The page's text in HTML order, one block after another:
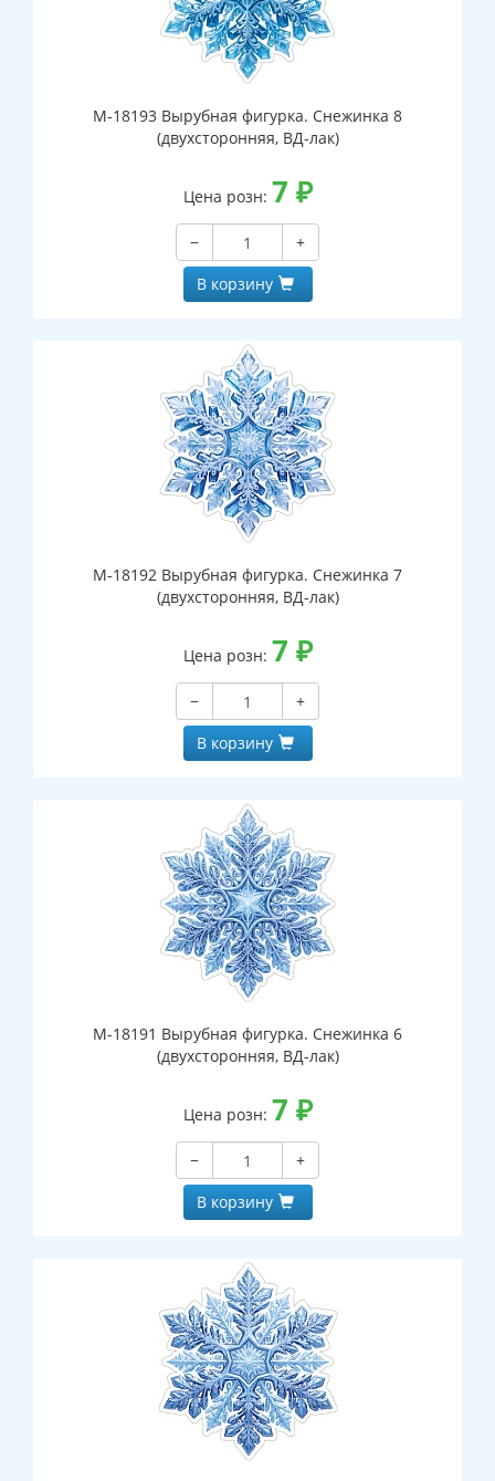
М-18193 Вырубная фигурка. Снежинка 8
(двухсторонняя, ВД-лак)
Цена розн: 7 ₽
−
+
В корзину
М-18192 Вырубная фигурка. Снежинка 7
(двухсторонняя, ВД-лак)
Цена розн: 7 ₽
−
+
В корзину
М-18191 Вырубная фигурка. Снежинка 6
(двухсторонняя, ВД-лак)
Цена розн: 7 ₽
−
+
В корзину